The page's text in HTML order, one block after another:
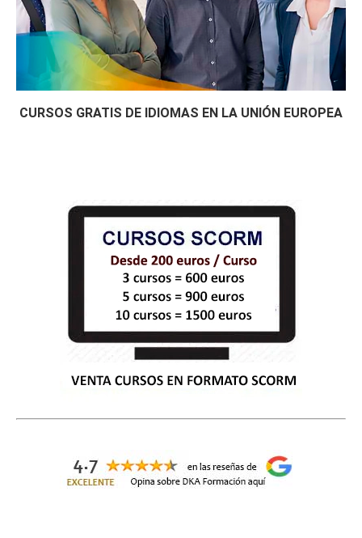
CURSOS GRATIS DE IDIOMAS EN LA UNIÓN EUROPEA